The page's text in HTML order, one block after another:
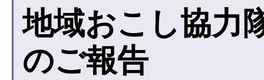
地域おこし協力
のご報告